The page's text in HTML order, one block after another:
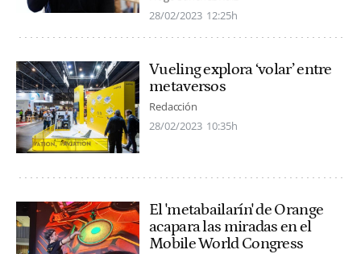
28/02/2023 12:25h
Vueling explora ‘volar’ entre
metaversos
Redacción
28/02/2023 10:35h
El 'metabailarín' de Orange
acapara las miradas en el
Mobile World Congress